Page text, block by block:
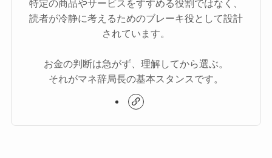
特定の商品やサービスをすすめる役割ではなく、
読者が冷静に考えるためのブレーキ役として設計
されています。
お金の判断は急がず、理解してから選ぶ。
それがマネ辞局長の基本スタンスです。